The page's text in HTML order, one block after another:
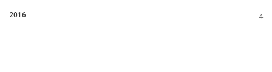
2016 4